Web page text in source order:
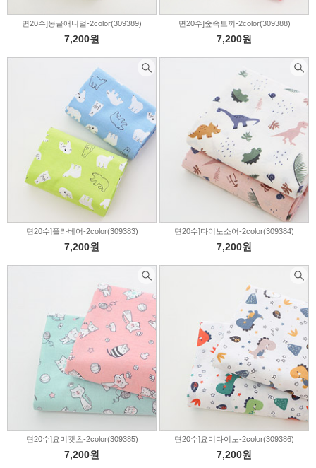
면20수]몽글애니멀-2color(309389)
7,200원
면20수]숲속토끼-2color(309388)
7,200원
면20수]폴라베어-2color(309383)
7,200원
면20수]다이노소어-2color(309384)
7,200원
면20수]요미캣츠-2color(309385)
7,200원
면20수]요미다이노-2color(309386)
7,200원